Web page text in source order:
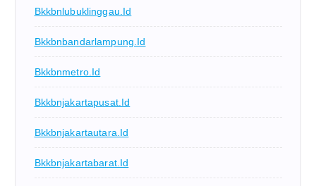
Bkkbnlubuklinggau.id
Bkkbnbandarlampung.id
Bkkbnmetro.id
Bkkbnjakartapusat.id
Bkkbnjakartautara.id
Bkkbnjakartabarat.id